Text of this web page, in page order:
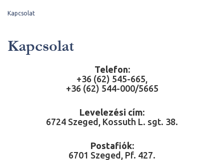
Kapcsolat
Kapcsolat
Telefon:
+36 (62) 545-665,
+36 (62) 544-000/5665
Levelezési cím:
6724 Szeged, Kossuth L. sgt. 38.
Postafiók:
6701 Szeged, Pf. 427.